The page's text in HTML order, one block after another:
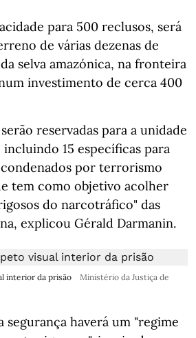
para 500 reclusos, será
de várias dezenas de
selva amazónica, na fronteira
investimento de cerca 400
reservadas para a unidade
15 específicas para
por terrorismo
tem como objetivo acolher
do narcotráfico" das
explicou Gérald Darmanin.
interior da prisão
Ministério da Justiça de
segurança haverá um "regime